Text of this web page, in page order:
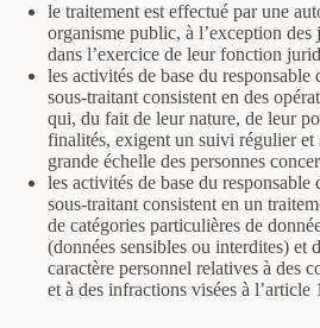
le traitement est effectué par une
organisme public, à l’exception
dans l’exercice de leur fonction
les activités de base du
sous-traitant consistent en des
qui, du fait de leur nature, de leur
finalités, exigent un suivi régulier et
grande échelle des personnes
les activités de base du
sous-traitant consistent en un
de catégories particulières de
(données sensibles ou interdites) et
caractère personnel relatives à des
et à des infractions visées à l’article